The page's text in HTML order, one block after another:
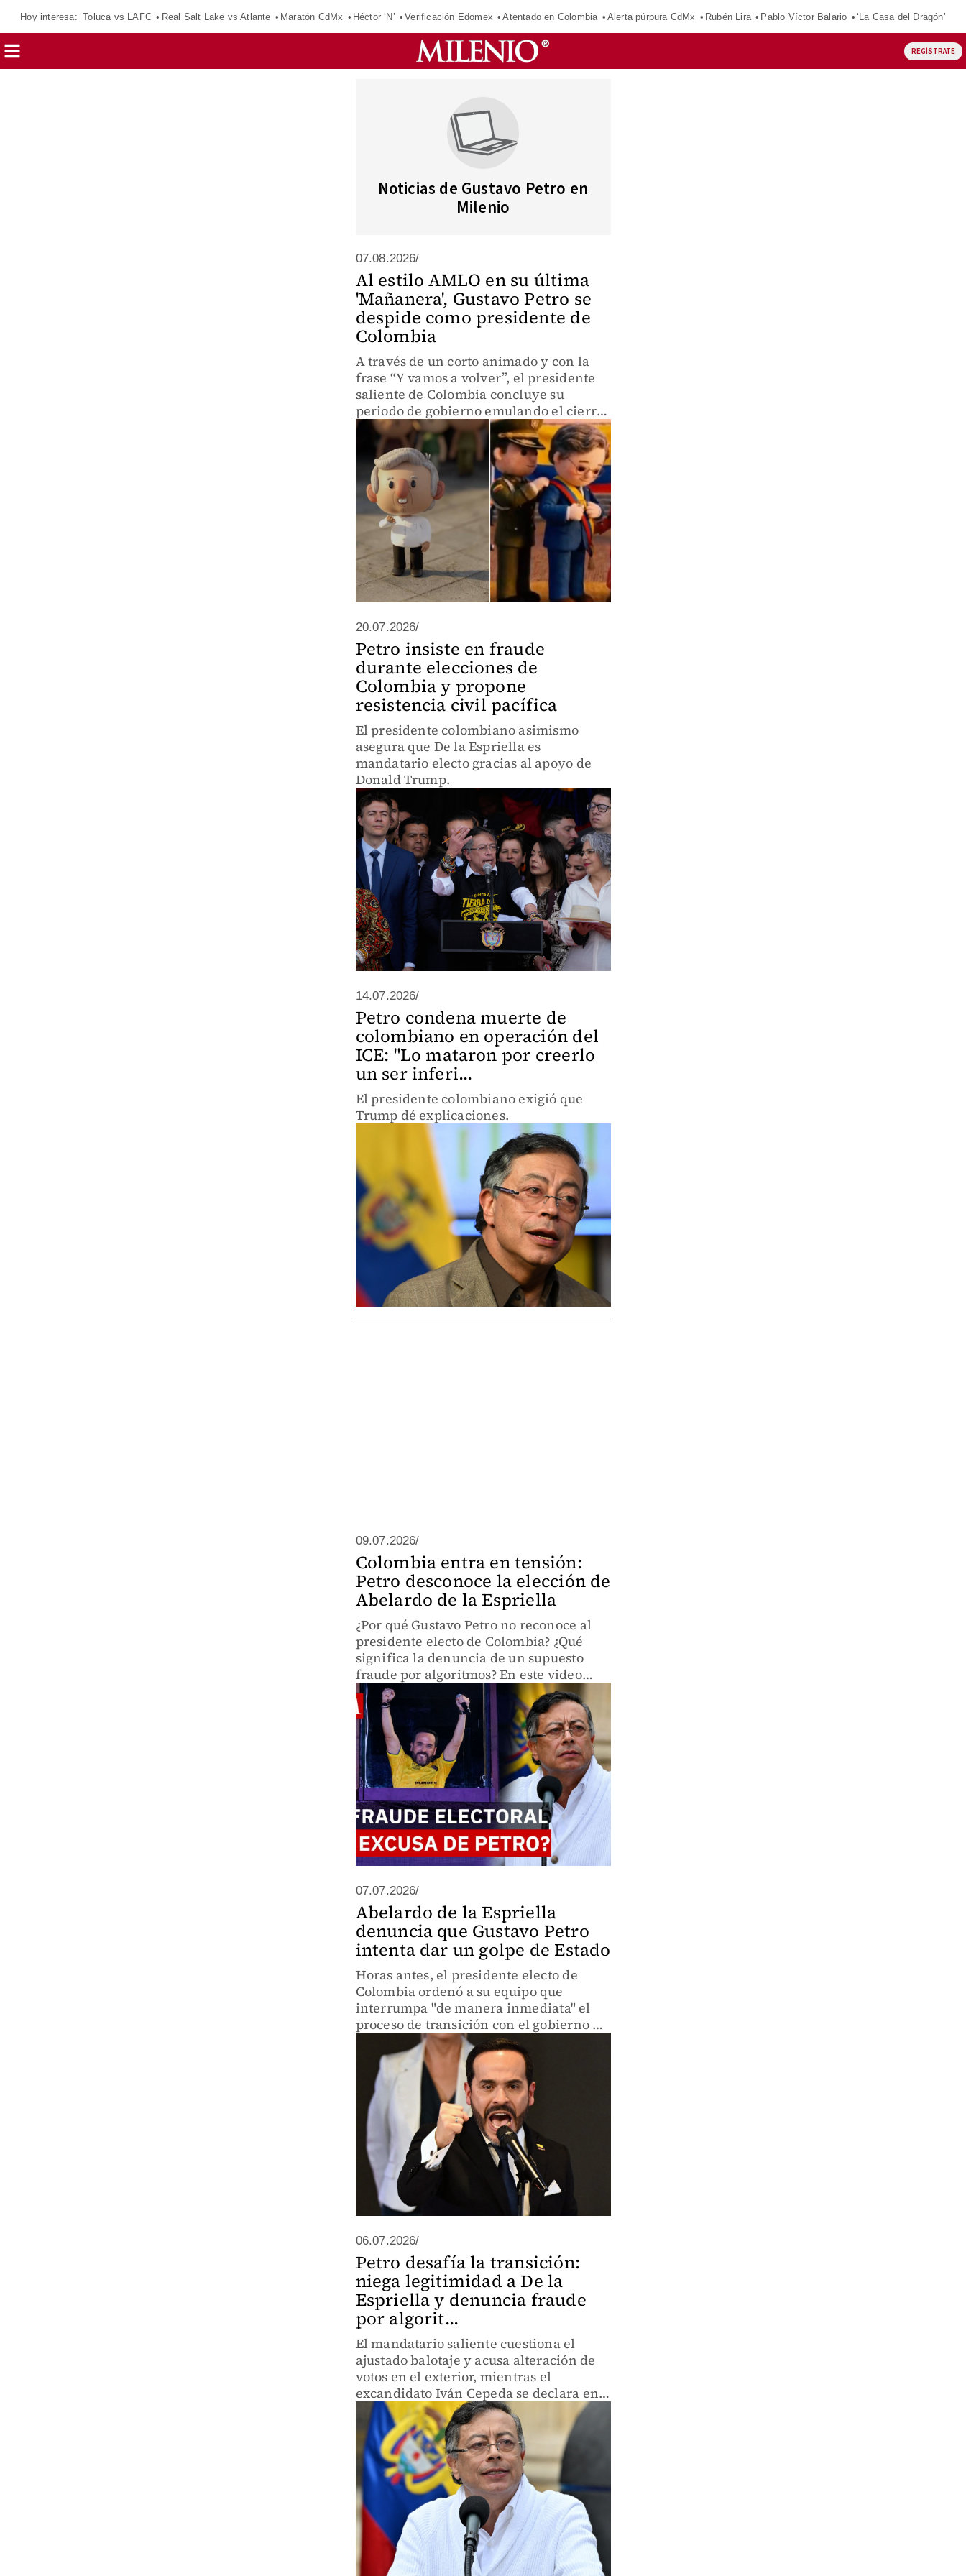
Hoy interesa: Toluca vs LAFC Real Salt Lake vs Atlante Maratón CdMx Héctor ‘N’ Verificación Edomex Atentado en Colombia Alerta púrpura CdMx Rubén Lira Pablo Víctor Balario ‘La Casa del Dragón’
REGÍSTRATE
Noticias de Gustavo Petro en
Milenio
07.08.2026/
Al estilo AMLO en su última
'Mañanera', Gustavo Petro se
despide como presidente de
Colombia
A través de un corto animado y con la
frase “Y vamos a volver”, el presidente
saliente de Colombia concluye su
periodo de gobierno emulando el cierre
de administración que utilizó AMLO.
20.07.2026/
Petro insiste en fraude
durante elecciones de
Colombia y propone
resistencia civil pacífica
El presidente colombiano asimismo
asegura que De la Espriella es
mandatario electo gracias al apoyo de
Donald Trump.
14.07.2026/
Petro condena muerte de
colombiano en operación del
ICE: "Lo mataron por creerlo
un ser inferi...
El presidente colombiano exigió que
Trump dé explicaciones.
09.07.2026/
Colombia entra en tensión:
Petro desconoce la elección de
Abelardo de la Espriella
¿Por qué Gustavo Petro no reconoce al
presidente electo de Colombia? ¿Qué
significa la denuncia de un supuesto
fraude por algoritmos? En este video
analizamos las declaraciones del
mandatario saliente.
07.07.2026/
Abelardo de la Espriella
denuncia que Gustavo Petro
intenta dar un golpe de Estado
Horas antes, el presidente electo de
Colombia ordenó a su equipo que
interrumpa "de manera inmediata" el
proceso de transición con el gobierno de
06.07.2026/
Petro desafía la transición:
niega legitimidad a De la
Espriella y denuncia fraude
por algorit...
El mandatario saliente cuestiona el
ajustado balotaje y acusa alteración de
votos en el exterior, mientras el
excandidato Iván Cepeda se declara en
desobediencia civil ante el presidente
electo.